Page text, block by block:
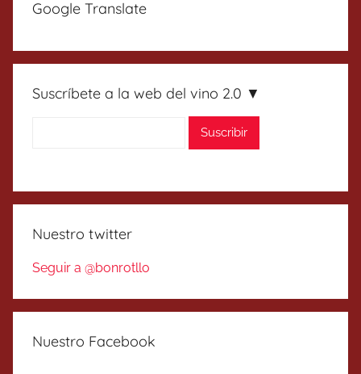
Google Translate
Suscríbete a la web del vino 2.0 ▼
Nuestro twitter
Seguir a @bonrotllo
Nuestro Facebook